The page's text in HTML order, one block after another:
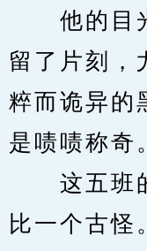
他的目光
留了片刻，
粹而诡异的
是啧啧称奇
这五班的
比一个古怪